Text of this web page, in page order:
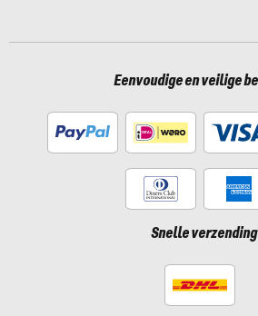
Eenvoudige en veilige
Snelle verzending